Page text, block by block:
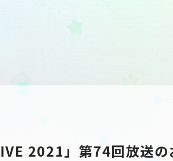
2021」第74回放送の